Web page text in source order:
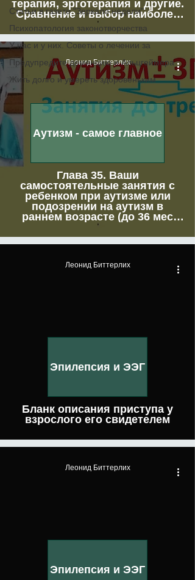
Статьи в газете "Зеркало недели"
Психопатология законотворчества
У нас и у них. Советы о лечении за
Предупредите деменцию и Альцгеймера
Жить долго и умереть здоровеньким
терапия, эрготерапия и другие.
Сравнение и выбор наиболее
эффективной методики для
вашего ребенка с его
особенностями.
Глава 35. Ваши
самостоятельные занятия с
ребенком при аутизме или
подозрении на аутизм в
раннем возрасте (до 36 мес
жизни)
Аутизм - самое главное
Леонид Биттерлих
Бланк описания приступа у
взрослого его свидетелем
Эпилепсия и ЭЭГ
Леонид Биттерлих
Эпилепсия и ЭЭГ
Леонид Биттерлих